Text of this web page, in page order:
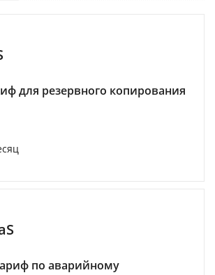
для резервного копирования
по аварийному